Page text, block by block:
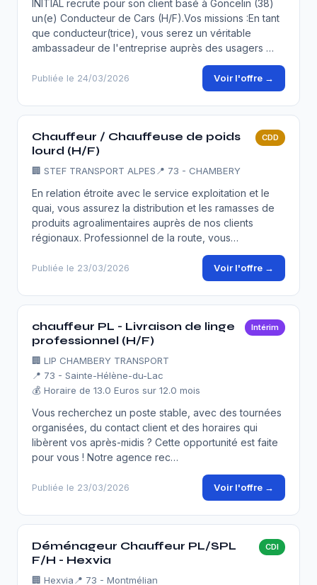
INITIAL recrute pour son client basé à Goncelin (38)
un(e) Conducteur de Cars (H/F).Vos missions :En tant
que conducteur(trice), vous serez un véritable
ambassadeur de l'entreprise auprès des usagers …
Publiée le 24/03/2026 Voir l'offre →
Chauffeur / Chauffeuse de poids
lourd (H/F)
CDD
🏢 STEF TRANSPORT ALPES 📍 73 - CHAMBERY
En relation étroite avec le service exploitation et le
quai, vous assurez la distribution et les ramasses de
produits agroalimentaires auprès de nos clients
régionaux. Professionnel de la route, vous…
Publiée le 23/03/2026 Voir l'offre →
chauffeur PL - Livraison de linge
professionnel (H/F)
Intérim
🏢 LIP CHAMBERY TRANSPORT
📍 73 - Sainte-Hélène-du-Lac
💰 Horaire de 13.0 Euros sur 12.0 mois
Vous recherchez un poste stable, avec des tournées
organisées, du contact client et des horaires qui
libèrent vos après-midis ? Cette opportunité est faite
pour vous ! Notre agence rec…
Publiée le 23/03/2026 Voir l'offre →
Déménageur Chauffeur PL/SPL
F/H - Hexvia
CDI
🏢 Hexvia 📍 73 - Montmélian